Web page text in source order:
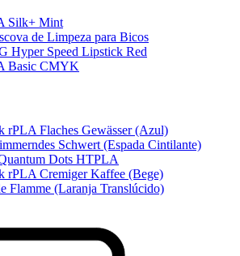
Silk+ Mint
de Limpeza para Bicos
Hyper Speed Lipstick Red
Basic CMYK
rPLA Flaches Gewässer (Azul)
Schwert (Espada Cintilante)
Dots HTPLA
rPLA Cremiger Kaffee (Bege)
Flamme (Laranja Translúcido)